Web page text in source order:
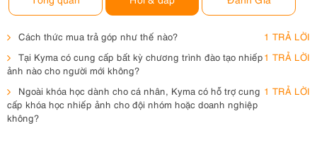
Cách thức mua trả góp như thế nào?
1 TRẢ LỜI
Tại Kyma có cung cấp bất kỳ chương trình đào tạo nhiếp
ảnh nào cho người mới không?
1 TRẢ LỜI
Ngoài khóa học dành cho cá nhân, Kyma có hỗ trợ cung
cấp khóa học nhiếp ảnh cho đội nhóm hoặc doanh nghiệp
không?
1 TRẢ LỜI